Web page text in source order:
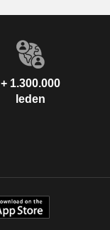
+ 1.300.000
leden